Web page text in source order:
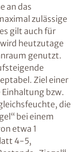
an das
zulässige
gilt auch für
heutzutage
genutzt.
Ziel einer
bzw.
die
bei einem
etwa 1
4-5,